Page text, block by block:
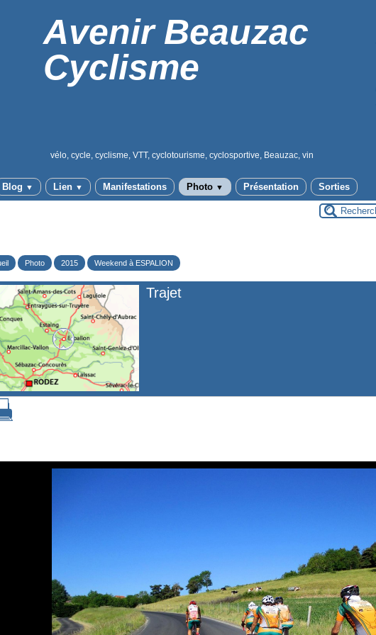
Avenir Beauzac
Cyclisme
vélo, cycle, cyclisme, VTT, cyclotourisme, cyclosportive, Beauzac, vin
Blog ▼ Lien ▼ Manifestations Photo ▼ Présentation Sorties
Photo 2015 Weekend à ESPALION
Trajet